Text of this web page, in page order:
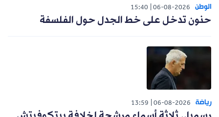
الوطن 06-08-2026
15:40
حنون تدخل على خط الجدل حول الفلسفة
رياضة 06-08-2026
13:59